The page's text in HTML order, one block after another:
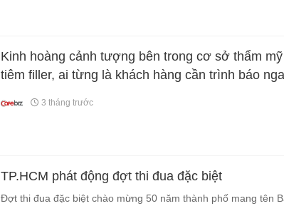
Kinh hoàng cảnh tượng bên trong cơ sở thẩm
tiêm filler, ai từng là khách hàng cần trình báo
3 tháng trước
TP.HCM phát động đợt thi đua đặc biệt
Đợt thi đua đặc biệt chào mừng 50 năm thành phố mang tên